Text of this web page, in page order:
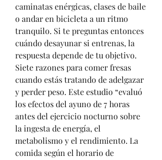
caminatas enérgicas, clases de baile
o andar en bicicleta a un ritmo
tranquilo. Si te preguntas entonces
cuándo desayunar si entrenas, la
respuesta depende de tu objetivo.
Siete razones para comer fresas
cuando estás tratando de adelgazar
y perder peso. Este estudio “evaluó
los efectos del ayuno de 7 horas
antes del ejercicio nocturno sobre
la ingesta de energía, el
metabolismo y el rendimiento. La
comida según el horario de